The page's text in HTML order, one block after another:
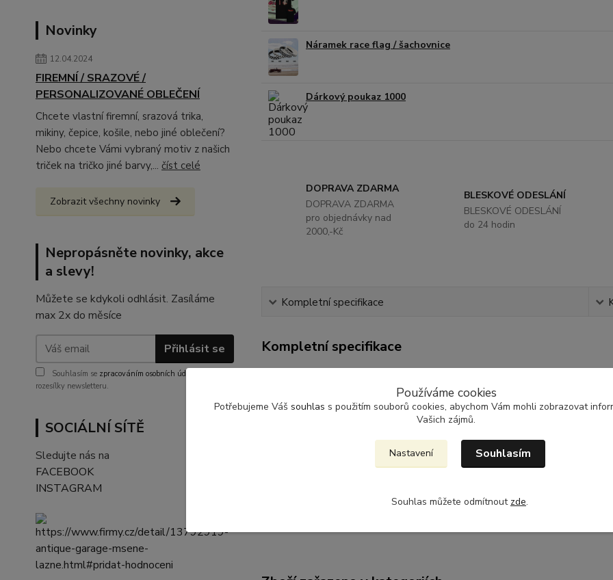
Novinky
12.04.2024
FIREMNÍ / SRAZOVÉ /
PERSONALIZOVANÉ OBLEČENÍ
Chcete vlastní firemní, srazová trika,
mikiny, čepice, košile, nebo jiné oblečení?
Nebo chcete Vámi vybraný motiv z našich
triček na tričko jiné barvy,... číst celé
Zobrazit všechny novinky
Nepropásněte novinky, akce
a slevy!
Můžete se kdykoli odhlásit. Zasíláme
max 2x do měsíce
Přihlásit se
Souhlasím se zpracováním osobních údajů
rozesílky newsletteru.
SOCIÁLNÍ SÍTĚ
Sledujte nás na
FACEBOOK
INSTAGRAM
Náramek race flag / šachovnice
Dárkový poukaz 1000
DOPRAVA ZDARMA
DOPRAVA ZDARMA
pro objednávky nad
2000,-Kč
BLESKOVÉ ODESLÁNÍ
BLESKOVÉ ODESLÁNÍ
do 24 hodin
Kompletní specifikace
Kompletní specifikace
100% bavlna , vysoká gramáž 205g/m2...
Digitální oboustranný potisk Dupont - Made In U.S.A.
Rovný střih, bez bočních švů, kulatý výstřih z žebrovaného úpletu,
Používáme cookies
Potřebujeme Váš souhlas s použitím souborů cookies, abychom Vám mohli zobrazovat
Vašich zájmů.
Nastavení Souhlasím
Souhlas můžete odmítnout zde.